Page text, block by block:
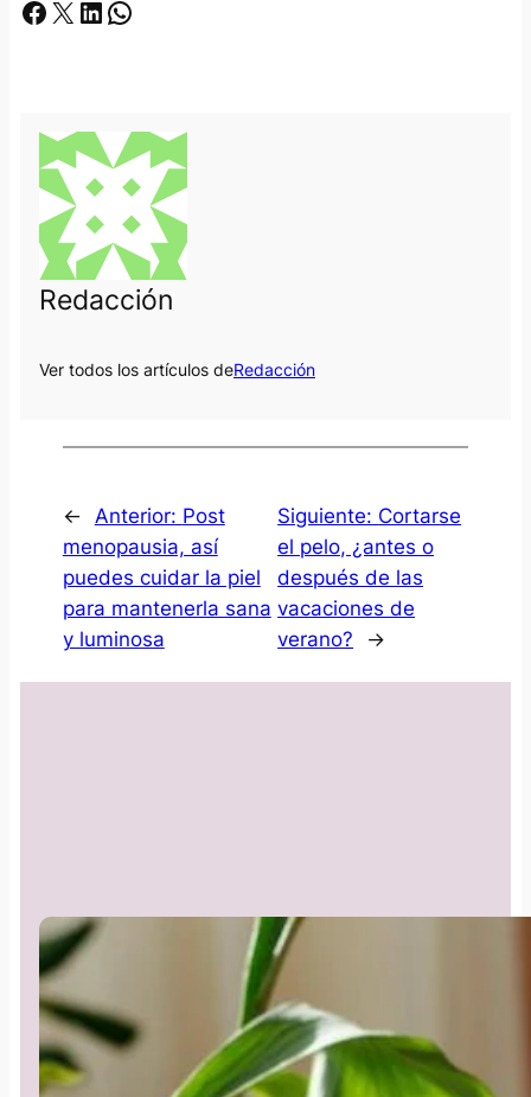
Facebook X LinkedIn Whatsapp
Redacción
Ver todos los artículos deRedacción
← Anterior: Post
menopausia, así
puedes cuidar la piel
para mantenerla sana
y luminosa
Siguiente: Cortarse
el pelo, ¿antes o
después de las
vacaciones de
verano?
→